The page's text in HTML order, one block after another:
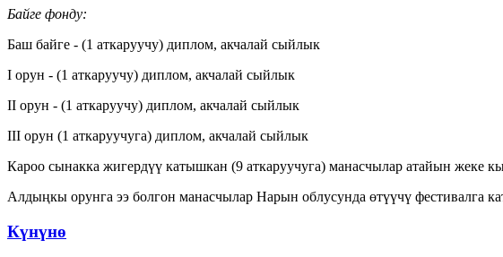
Байге фонду:
Баш байге - (1 аткаруучу) диплом, акчалай сыйлык
I орун - (1 аткаруучу) диплом, акчалай сыйлык
II орун - (1 аткаруучу) диплом, акчалай сыйлык
III орун (1 аткаруучуга) диплом, акчалай сыйлык
Кароо сынакка жигердүү катышкан (9 аткаруучуга) манасчылар атайын жеке
Алдыңкы орунга ээ болгон манасчылар Нарын облусунда өтүүчү фестивалга
Күнүнө